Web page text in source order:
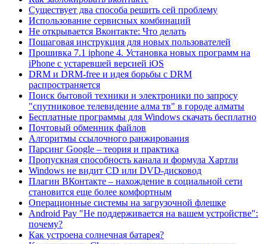
Существует два способа решить сей проблему
Использование сервисных комбинаций
Не открывается Вконтакте: Что делать
Пошаговая инструкция для новых пользователей
Прошивка 7.1 iphone 4. Установка новых программ на
iPhone с устаревшей версией iOS
DRM и DRM-free и идея борьбы с DRM
распространяется
Поиск бытовой техники и электроники по запросу
"спутниковое телевидение алма тв" в городе алматы
Бесплатные программы для Windows скачать бесплатно
Почтовый обменник файлов
Алгоритмы ссылочного ранжирования
Парсинг Google – теория и практика
Пропускная способность канала и формула Хартли
Windows не видит CD или DVD-дисковод
Плагин ВКонтакте – нахождение в социальной сети
становится еще более комфортным
Операционные системы на загрузочной флешке
Android Pay "Не поддерживается на вашем устройстве":
почему?
Как устроена солнечная батарея?